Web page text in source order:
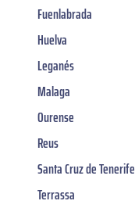
Fuenlabrada
Huelva
Leganés
Malaga
Ourense
Reus
Santa Cruz de Tenerife
Terrassa